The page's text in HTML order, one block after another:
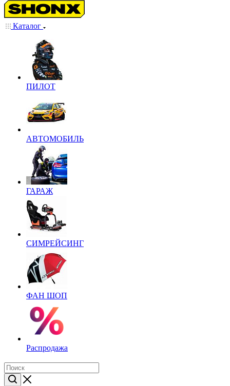
Каталог
ПИЛОТ
АВТОМОБИЛЬ
ГАРАЖ
СИМРЕЙСИНГ
ФАН ШОП
Распродажа